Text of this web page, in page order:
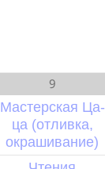
9
Мастерская Ца-
ца (отливка,
окрашивание)